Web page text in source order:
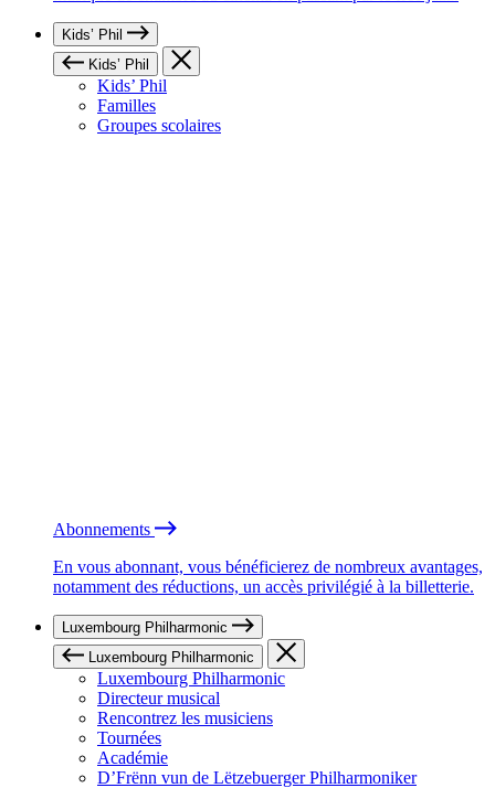
Kids’ Phil
Kids’ Phil
Kids’ Phil
Familles
Groupes scolaires
Abonnements
En vous abonnant, vous bénéficierez de nombreux avantages,
notamment des réductions, un accès privilégié à la billetterie.
Luxembourg Philharmonic
Luxembourg Philharmonic
Luxembourg Philharmonic
Directeur musical
Rencontrez les musiciens
Tournées
Académie
D’Frënn vun de Lëtzebuerger Philharmoniker